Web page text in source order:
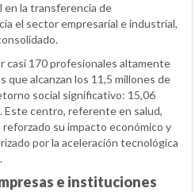
en la transferencia de
el sector empresarial e industrial,
casi 170 profesionales altamente
que alcanzan los 11,5 millones de
social significativo: 15,06
Este centro, referente en salud,
su impacto económico y
por la aceleración tecnológica
e instituciones